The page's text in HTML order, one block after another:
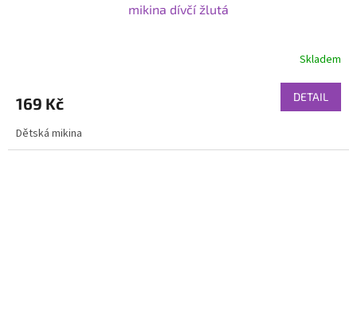
mikina dívčí žlutá
Skladem
169 Kč DETAIL
Dětská mikina